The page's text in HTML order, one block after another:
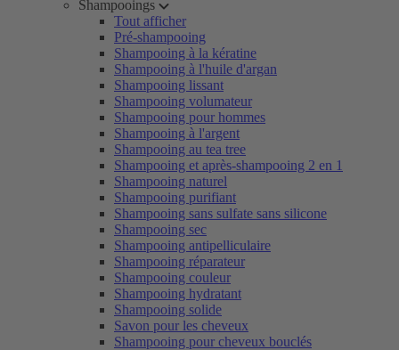
Shampooings
Tout afficher
Pré-shampooing
Shampooing à la kératine
Shampooing à l'huile d'argan
Shampooing lissant
Shampooing volumateur
Shampooing pour hommes
Shampooing à l'argent
Shampooing au tea tree
Shampooing et après-shampooing 2 en 1
Shampooing naturel
Shampooing purifiant
Shampooing sans sulfate sans silicone
Shampooing sec
Shampooing antipelliculaire
Shampooing réparateur
Shampooing couleur
Shampooing hydratant
Shampooing solide
Savon pour les cheveux
Shampooing pour cheveux bouclés